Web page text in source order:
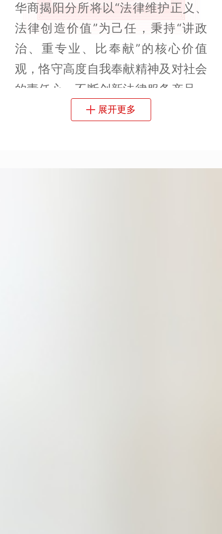
华商揭阳分所将以“法律维护正义、
法律创造价值”为己任，秉持“讲政
治、重专业、比奉献”的核心价值
观，恪守高度自我奉献精神及对社会
的责任心，不断创新法律服务产品，
尽心竭力为客户提供专业、精细、高
展开更多